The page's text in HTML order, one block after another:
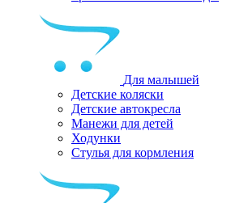
Для малышей
Детские коляски
Детские автокресла
Манежи для детей
Ходунки
Стулья для кормления